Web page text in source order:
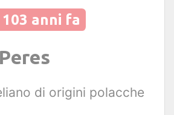
103 anni fa
di origini polacche